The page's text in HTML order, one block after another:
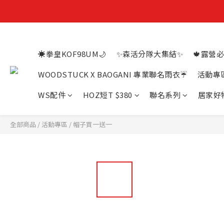
☀️拳皇KOF98UM🌙 ✨森活分隊大集結✨
🍁露營
WOODSTUCK X BAOGANI 專業聯名雨衣☔
活動專
WS配件
HOZ短T $380 聯名系列 居家好
全部商品 / 活動專區 / 帽子買一送一